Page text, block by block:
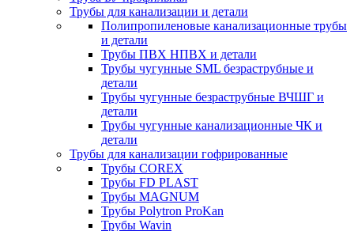
Трубы для канализации и детали
Полипропиленовые канализационные трубы
и детали
Трубы ПВХ НПВХ и детали
Трубы чугунные SML безраструбные и
детали
Трубы чугунные безраструбные ВЧШГ и
детали
Трубы чугунные канализационные ЧК и
детали
Трубы для канализации гофрированные
Трубы COREX
Трубы FD PLAST
Трубы MAGNUM
Трубы Polytron ProKan
Трубы Wavin